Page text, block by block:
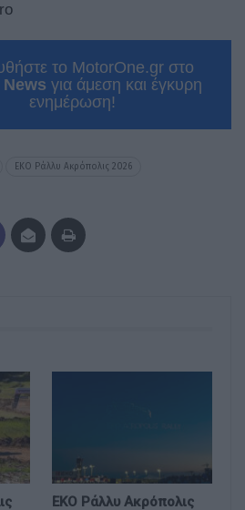
το MotorOne.gr στο
για άμεση και έγκυρη
ενημέρωση!
ΕΚΟ Ράλλυ Ακρόπολις 2026
EKO Ράλλυ Ακρόπολις